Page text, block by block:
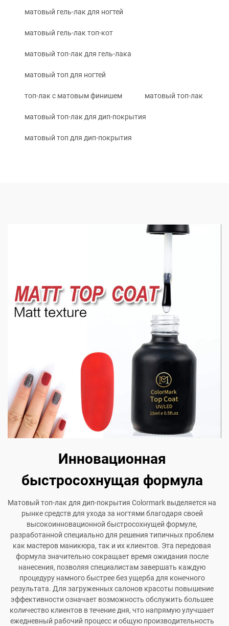
матовый гель-лак для ногтей
матовый гель-лак топ-кот
матовый топ-лак для гель-лака
матовый топ для ногтей
топ-лак с матовым финишем матовый топ-лак
матовый топ-лак для дип-покрытия
матовый топ для дип-покрытия
Инновационная
быстросохнущая формула
Матовый топ-лак для дип-покрытия Colormark выделяется на
рынке средств для ухода за ногтями благодаря своей
высокоинновационной быстросохнущей формуле,
разработанной специально для решения типичных проблем
как мастеров маникюра, так и их клиентов. Эта передовая
формула значительно сокращает время ожидания после
нанесения, позволяя специалистам завершать каждую
процедуру намного быстрее без ущерба для конечного
результата. Для загруженных салонов красоты повышение
эффективности означает возможность обслужить большее
количество клиентов в течение дня, что напрямую улучшает
ежедневный рабочий процесс и общую производительность